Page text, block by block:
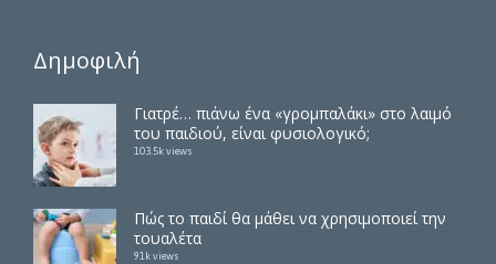
Δημοφιλή
Γιατρέ… πιάνω ένα «γρομπαλάκι» στο λαιμό
του παιδιού, είναι φυσιολογικό;
103.5k views
Πώς το παιδί θα μάθει να χρησιμοποιεί την
τουαλέτα
91k views